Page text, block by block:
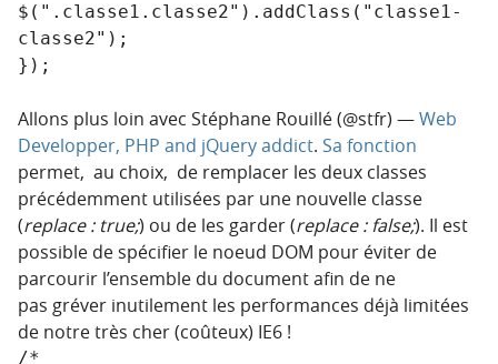
$(".classe1.classe2").addClass("classe1-
classe2");
});
Allons plus loin avec Stéphane Rouillé (@stfr) —Web
Developper, PHP and jQuery addict. Sa fonction
permet, au choix, de remplacer les deux classes
précédemment utilisées par une nouvelle classe
(replace : true;) ou de les garder (replace : false;). Il est
possible de spécifier le noeud DOM pour éviter de
parcourir l’ensemble du document afin de ne
pas gréver inutilement les performances déjà limitées
de notre très cher (coûteux) IE6 !
/*